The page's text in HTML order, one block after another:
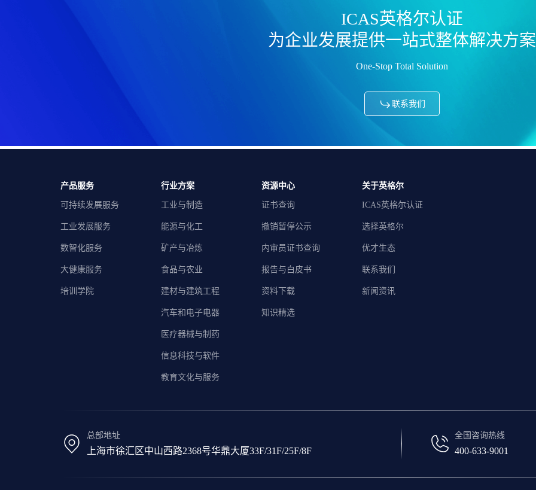
ICAS英格尔认证
为企业发展提供一站式整体解决方案
One-Stop Total Solution
联系我们
产品服务
可持续发展服务
工业发展服务
数智化服务
大健康服务
培训学院
行业方案
工业与制造
能源与化工
矿产与冶炼
食品与农业
建材与建筑工程
汽车和电子电器
医疗器械与制药
信息科技与软件
教育文化与服务
资源中心
证书查询
撤销暂停公示
内审员证书查询
报告与白皮书
资料下载
知识精选
关于英格尔
ICAS英格尔认证
选择英格尔
优才生态
联系我们
新闻资讯
总部地址
上海市徐汇区中山西路2368号华鼎大厦33F/31F/25F/8F
全国咨询热线
400-633-9001